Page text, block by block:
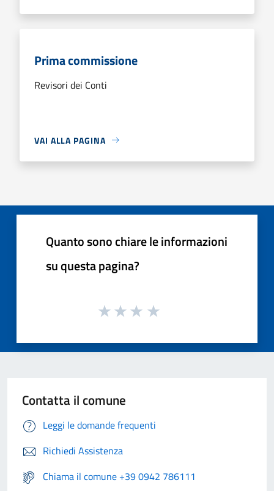
Prima commissione
Revisori dei Conti
VAI ALLA PAGINA
Quanto sono chiare le informazioni
su questa pagina?
Contatta il comune
Leggi le domande frequenti
Richiedi Assistenza
Chiama il comune +39 0942 786111